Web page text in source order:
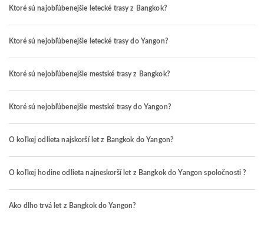
Ktoré sú najobľúbenejšie letecké trasy z Bangkok?
Ktoré sú nejobľúbenejšie letecké trasy do Yangon?
Ktoré sú nejobľúbenejšie mestské trasy z Bangkok?
Ktoré sú nejobľúbenejšie mestské trasy do Yangon?
O koľkej odlieta najskorší let z Bangkok do Yangon?
O koľkej hodine odlieta najneskorší let z Bangkok do Yangon spoločnosti ?
Ako dlho trvá let z Bangkok do Yangon?